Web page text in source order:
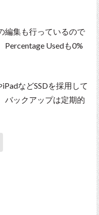
編集も行っているので
Usedも0%
などSSDを採用して
バックアップは定期的